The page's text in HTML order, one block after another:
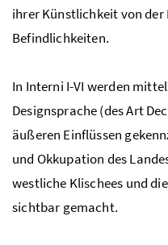
ihrer Künstlichkeit von
Befindlichkeiten.
In Interni I-VI werden
Designsprache (des Art
äußeren Einflüssen
und Okkupation des
westliche Klischees und
sichtbar gemacht.